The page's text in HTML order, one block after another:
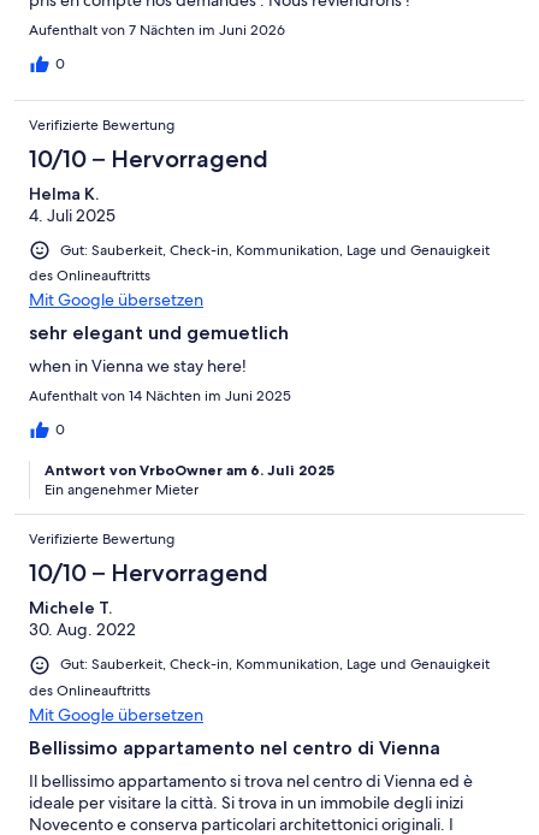
Aufenthalt von 7 Nächten im Juni 2026
0
Verifizierte Bewertung
10/10 – Hervorragend
Helma K.
4. Juli 2025
Gut: Sauberkeit, Check-in, Kommunikation, Lage und Genauigkeit
des Onlineauftritts
Mit Google übersetzen
sehr elegant und gemuetlich
when in Vienna we stay here!
Aufenthalt von 14 Nächten im Juni 2025
0
Antwort von VrboOwner am 6. Juli 2025
Ein angenehmer Mieter
Verifizierte Bewertung
10/10 – Hervorragend
Michele T.
30. Aug. 2022
Gut: Sauberkeit, Check-in, Kommunikation, Lage und Genauigkeit
des Onlineauftritts
Mit Google übersetzen
Bellissimo appartamento nel centro di Vienna
Il bellissimo appartamento si trova nel centro di Vienna ed è
ideale per visitare la città. Si trova in un immobile degli inizi
Novecento e conserva particolari architettonici originali. I